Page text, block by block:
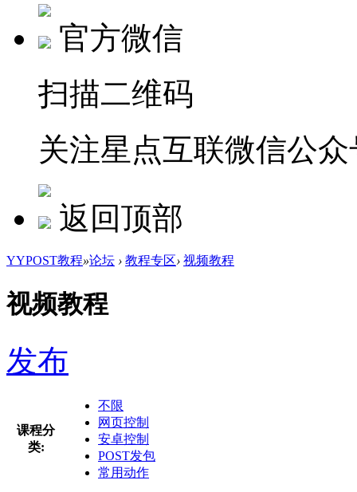
官方微信
扫描二维码
关注星点互联微信公众
返回顶部
YYPOST教程»论坛 › 教程专区› 视频教程
视频教程
发布
课程分
类:
不限
网页控制
安卓控制
POST发包
常用动作